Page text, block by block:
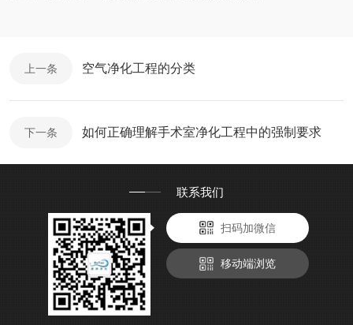
上一条 空气净化工程的分类
下一条 如何正确理解手术室净化工程中的强制要求
联系我们
扫码加微信
移动端浏览